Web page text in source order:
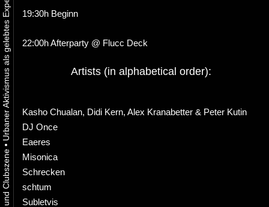
•
19:30h Beginn
22:00h Afterparty @ Flucc Deck
Artists (in alphabetical order):
Kasho Chualan, Didi Kern, Alex Kranabetter & Peter Kutin
DJ Once
Eaeres
Misonica
Schrecken
schtum
Subletvis